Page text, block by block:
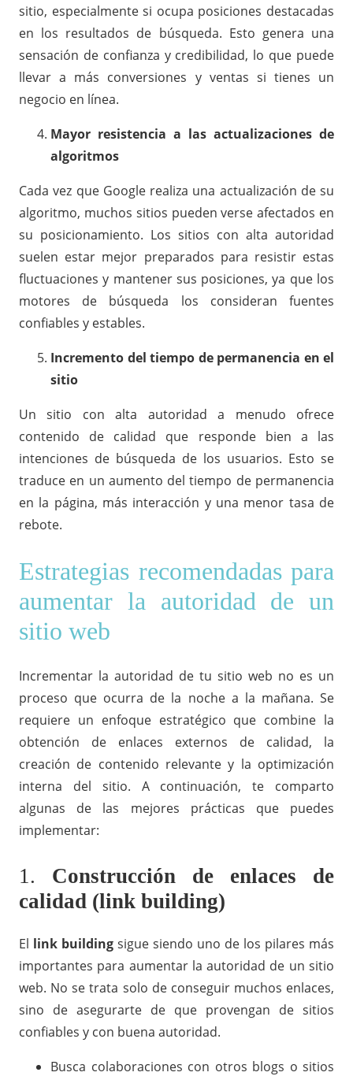
sitio, especialmente si ocupa posiciones destacadas
en los resultados de búsqueda. Esto genera una
sensación de confianza y credibilidad, lo que puede
llevar a más conversiones y ventas si tienes un
negocio en línea.
Mayor resistencia a las actualizaciones de
algoritmos
Cada vez que Google realiza una actualización de su
algoritmo, muchos sitios pueden verse afectados en
su posicionamiento. Los sitios con alta autoridad
suelen estar mejor preparados para resistir estas
fluctuaciones y mantener sus posiciones, ya que los
motores de búsqueda los consideran fuentes
confiables y estables.
Incremento del tiempo de permanencia en el
sitio
Un sitio con alta autoridad a menudo ofrece
contenido de calidad que responde bien a las
intenciones de búsqueda de los usuarios. Esto se
traduce en un aumento del tiempo de permanencia
en la página, más interacción y una menor tasa de
rebote.
Estrategias recomendadas para
aumentar la autoridad de un
sitio web
Incrementar la autoridad de tu sitio web no es un
proceso que ocurra de la noche a la mañana. Se
requiere un enfoque estratégico que combine la
obtención de enlaces externos de calidad, la
creación de contenido relevante y la optimización
interna del sitio. A continuación, te comparto
algunas de las mejores prácticas que puedes
implementar:
1. Construcción de enlaces de
calidad (link building)
El link building sigue siendo uno de los pilares más
importantes para aumentar la autoridad de un sitio
web. No se trata solo de conseguir muchos enlaces,
sino de asegurarte de que provengan de sitios
confiables y con buena autoridad.
Busca colaboraciones con otros blogs o sitios